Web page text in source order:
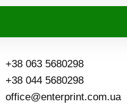
+38 063 5680298
+38 044 5680298
office@enterprint.com.ua